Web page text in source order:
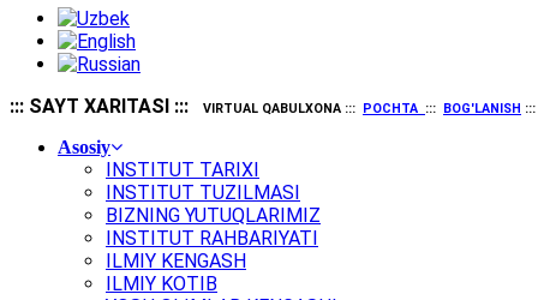
::: SAYT XARITASI ::: VIRTUAL QABULXONA ::: POCHTA ::: BOG'LANISH
Asosiy
INSTITUT TARIXI
INSTITUT TUZILMASI
BIZNING YUTUQLARIMIZ
INSTITUT RAHBARIYATI
ILMIY KENGASH
ILMIY KOTIB